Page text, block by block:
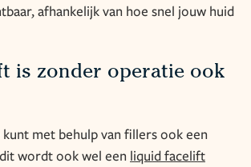
afhankelijk van hoe snel jouw huid
is zonder operatie ook
met behulp van fillers ook een
wordt ook wel een liquid facelift